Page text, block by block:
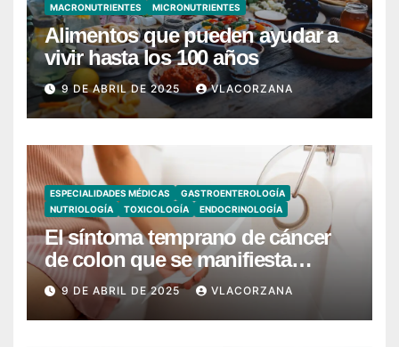
MACRONUTRIENTES
MICRONUTRIENTES
Alimentos que pueden ayudar a
vivir hasta los 100 años
9 DE ABRIL DE 2025 VLACORZANA
ESPECIALIDADES MÉDICAS
GASTROENTEROLOGÍA
NUTRIOLOGÍA
TOXICOLOGÍA ENDOCRINOLOGÍA
El síntoma temprano de cáncer
de colon que se manifiesta
cuando vas al baño
9 DE ABRIL DE 2025 VLACORZANA